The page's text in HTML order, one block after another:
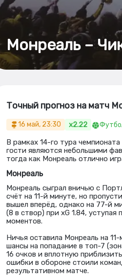
Монреаль –
Точный прогноз на матч
16 май, 23:30 x2.22
В рамках 14-го тура
гости являются небольшими
тогда как Монреаль отлично
Монреаль
Монреаль сыграл вничью с
счёт на 11-й минуте, но
вышел вперёд, однако на 77-й
(8 в створ) при xG 1.84,
моментов.
Ничья оставила Монреаль на
шансы на попадание в топ-7
16 очков и вплотную
ошибки в обороне стоили
результативном матче.